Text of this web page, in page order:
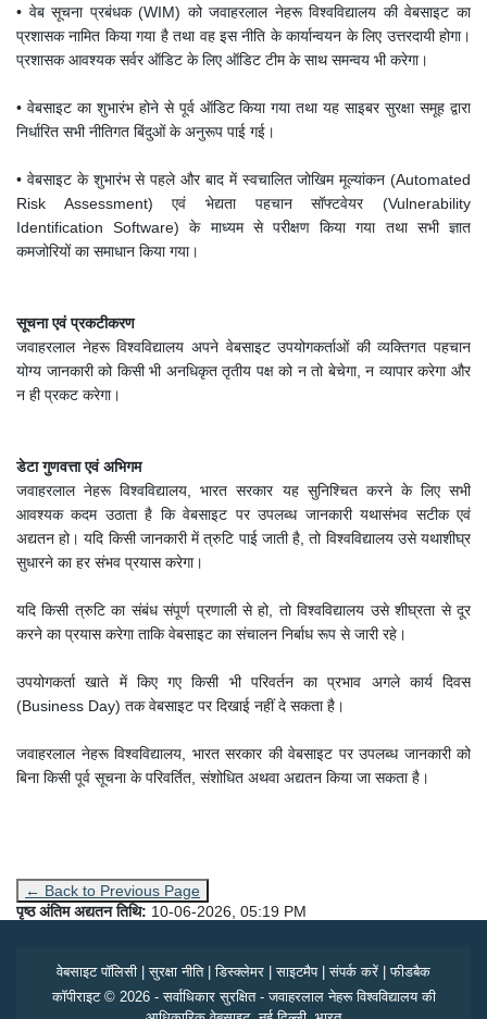
• वेब सूचना प्रबंधक (WIM) को जवाहरलाल नेहरू विश्वविद्यालय की वेबसाइट का
प्रशासक नामित किया गया है तथा वह इस नीति के कार्यान्वयन के लिए उत्तरदायी होगा।
प्रशासक आवश्यक सर्वर ऑडिट के लिए ऑडिट टीम के साथ समन्वय भी करेगा।
• वेबसाइट का शुभारंभ होने से पूर्व ऑडिट किया गया तथा यह साइबर सुरक्षा समूह द्वारा
निर्धारित सभी नीतिगत बिंदुओं के अनुरूप पाई गई।
• वेबसाइट के शुभारंभ से पहले और बाद में स्वचालित जोखिम मूल्यांकन (Automated
Risk Assessment) एवं भेद्यता पहचान सॉफ्टवेयर (Vulnerability
Identification Software) के माध्यम से परीक्षण किया गया तथा सभी ज्ञात
कमजोरियों का समाधान किया गया।
सूचना एवं प्रकटीकरण
जवाहरलाल नेहरू विश्वविद्यालय अपने वेबसाइट उपयोगकर्ताओं की व्यक्तिगत पहचान
योग्य जानकारी को किसी भी अनधिकृत तृतीय पक्ष को न तो बेचेगा, न व्यापार करेगा और
न ही प्रकट करेगा।
डेटा गुणवत्ता एवं अभिगम
जवाहरलाल नेहरू विश्वविद्यालय, भारत सरकार यह सुनिश्चित करने के लिए सभी
आवश्यक कदम उठाता है कि वेबसाइट पर उपलब्ध जानकारी यथासंभव सटीक एवं
अद्यतन हो। यदि किसी जानकारी में त्रुटि पाई जाती है, तो विश्वविद्यालय उसे यथाशीघ्र
सुधारने का हर संभव प्रयास करेगा।
यदि किसी त्रुटि का संबंध संपूर्ण प्रणाली से हो, तो विश्वविद्यालय उसे शीघ्रता से दूर
करने का प्रयास करेगा ताकि वेबसाइट का संचालन निर्बाध रूप से जारी रहे।
उपयोगकर्ता खाते में किए गए किसी भी परिवर्तन का प्रभाव अगले कार्य दिवस
(Business Day) तक वेबसाइट पर दिखाई नहीं दे सकता है।
जवाहरलाल नेहरू विश्वविद्यालय, भारत सरकार की वेबसाइट पर उपलब्ध जानकारी को
बिना किसी पूर्व सूचना के परिवर्तित, संशोधित अथवा अद्यतन किया जा सकता है।
← Back to Previous Page
पृष्ठ अंतिम अद्यतन तिथि: 10-06-2026, 05:19 PM
वेबसाइट पॉलिसी |सुरक्षा नीति|डिस्क्लेमर |साइटमैप|संपर्क करें |फीडबैक
कॉपीराइट © 2026 - सर्वाधिकार सुरक्षित - जवाहरलाल नेहरू विश्वविद्यालय की